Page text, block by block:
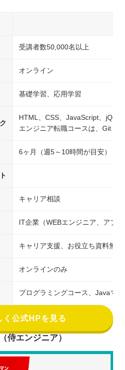
受講者数50,000名以上
オンライン
基礎学習、応用学習
HTML、CSS、JavaScript、
エンジニア転職コースは、Git・
6ヶ月（週5～10時間が目安）
キャリア相談
IT企業（WEBエンジニア、アプ
キャリア支援、お役立ち資料無料
オンラインのみ
プログラミングコース、Javaマ
く公式HPを見る
侍エンジニア）